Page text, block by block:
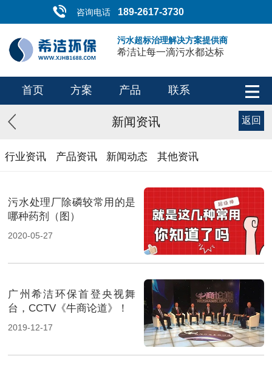
咨询电话 189-2617-3730
污水超标治理解决方案提供商
希洁让每一滴污水都达标
首页 方案 产品 联系
新闻资讯 返回
行业资讯 产品资讯 新闻动态 其他资讯
污水处理厂除磷较常用的是
哪种药剂（图）
2020-05-27
广州希洁环保首登央视舞
台，CCTV《牛商论道》！
2019-12-17